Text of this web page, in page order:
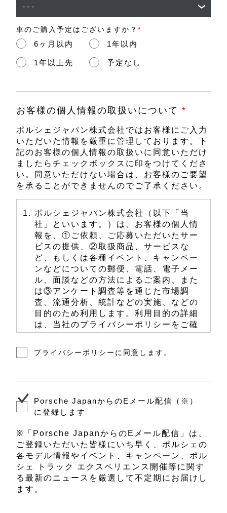
車のご購入予定はございますか？ *
6ヶ月以内 1年以内
1年以上先 予定なし
お客様の個人情報の取扱いについて *
ポルシェジャパン株式会社ではお客様にご入力
いただいた情報を厳重に管理しております。下
記のお客様の個人情報の取扱いに同意いただけ
ましたらチェックボックスに印をつけてくださ
い。同意いただけない場合は、お客様のご要望
を承ることができませんのでご了承ください。
ポルシェジャパン株式会社（以下「当
社」といいます。）は、お客様の個人情
報を、①ご依頼、ご応募いただいたサー
ビスの提供、②取扱商品、サービスな
ど、もしくは各種イベント、キャンペー
ンなどについての郵便、電話、電子メー
ル、面談などの方法によるご案内、また
は③アンケート調査等を通じた市場調
査、流通分析、統計などの実施、などの
目的のため利用します。利用目的の詳細
は、当社のプライバシーポリシーをご確
認ください。
当社は、前項に定める利用目的のため
（以下、「担当販売店」といいます。）
にて共同で利用します。共同利用するお
責任者として責任をもって管理します。
その他、お客様の個人情報の取扱いに関
する詳細については、当社のウェブサイ
トにあります ポルシェジャパン プライバ
シーポリシー
をご覧ください。また、お
客様からのお問い合わせは、ポルシェ コ
プライバシーポリシーに同意します。
Porsche JapanからのEメール配信（※）
に登録します
※「Porsche JapanからのEメール配信」は、
ご登録いただいた皆様にいち早く、ポルシェの
各モデル情報やイベント、キャンペーン、ポル
シェ トラック エクスペリエンス開催等に関す
る最新のニュースを厳選して不定期にお届けし
ます。